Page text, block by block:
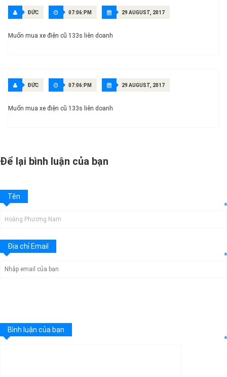
ĐỨC 07:06:PM 29 AUGUST, 2017
Muốn mua xe điện cũ 133s liên doanh
ĐỨC 07:06:PM 29 AUGUST, 2017
Muốn mua xe điện cũ 133s liên doanh
Để lại bình luận của bạn
Tên
*
Địa chỉ Email
*
Bình luận của bạn
*